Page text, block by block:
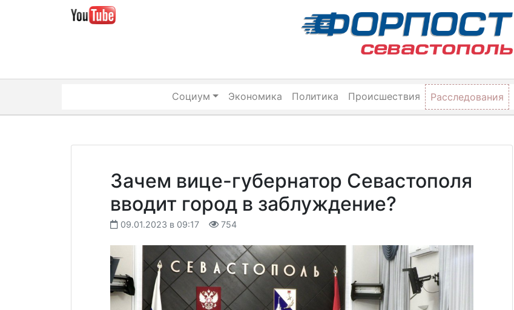
Социум Экономика Политика Происшествия Расследования
Зачем вице-губернатор Севастополя
вводит город в заблуждение?
09.01.2023 в 09:17 754